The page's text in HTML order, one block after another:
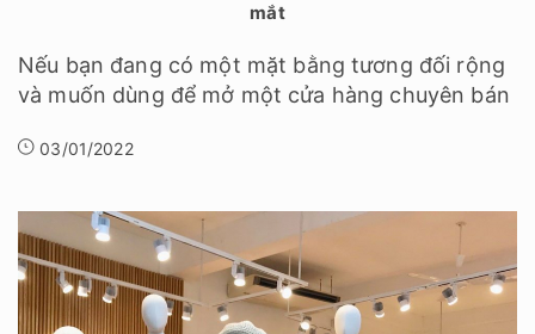
mắt
Nếu bạn đang có một mặt bằng tương đối rộng
và muốn dùng để mở một cửa hàng chuyên bán
03/01/2022